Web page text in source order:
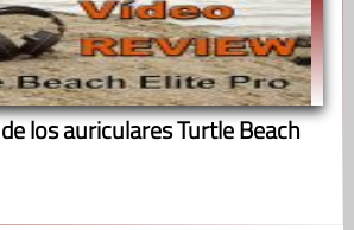
los auriculares Turtle Beach